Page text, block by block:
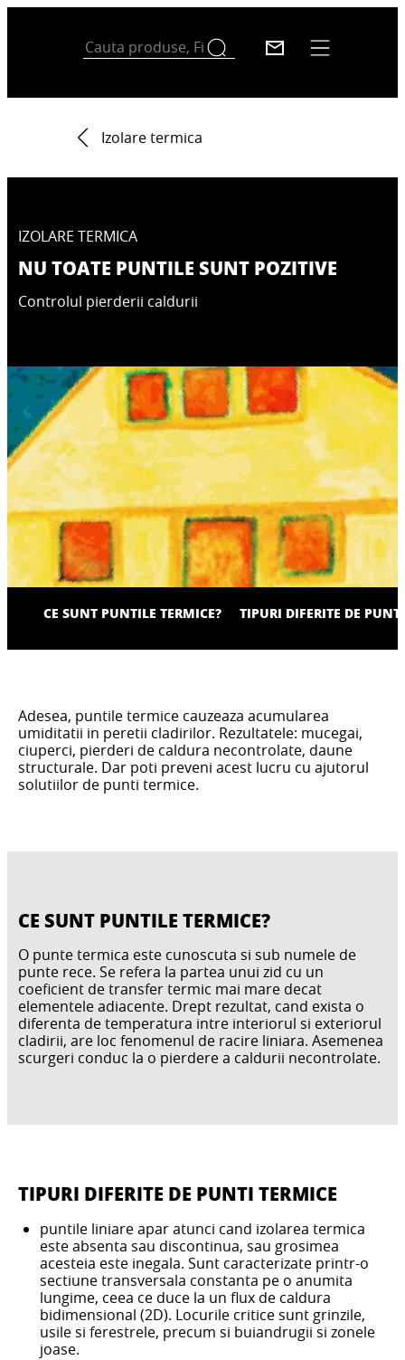
Izolare termica
IZOLARE TERMICA
NU TOATE PUNTILE SUNT POZITIVE
Controlul pierderii caldurii
CE SUNT PUNTILE TERMICE? TIPURI DIFERITE DE
Adesea, puntile termice cauzeaza acumularea
umiditatii in peretii cladirilor. Rezultatele: mucegai,
ciuperci, pierderi de caldura necontrolate, daune
structurale. Dar poti preveni acest lucru cu ajutorul
solutiilor de punti termice.
CE SUNT PUNTILE TERMICE?
O punte termica este cunoscuta si sub numele de
punte rece. Se refera la partea unui zid cu un
coeficient de transfer termic mai mare decat
elementele adiacente. Drept rezultat, cand exista o
diferenta de temperatura intre interiorul si exteriorul
cladirii, are loc fenomenul de racire liniara. Asemenea
scurgeri conduc la o pierdere a caldurii necontrolate.
TIPURI DIFERITE DE PUNTI TERMICE
puntile liniare apar atunci cand izolarea termica
este absenta sau discontinua, sau grosimea
acesteia este inegala. Sunt caracterizate printr-o
sectiune transversala constanta pe o anumita
lungime, ceea ce duce la un flux de caldura
bidimensional (2D). Locurile critice sunt grinzile,
usile si ferestrele, precum si buiandrugii si zonele
joase.